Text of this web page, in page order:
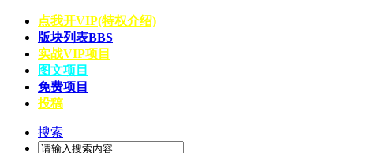
点我开VIP(特权介绍)
版块列表BBS
实战VIP项目
图文项目
免费项目
投稿
搜索